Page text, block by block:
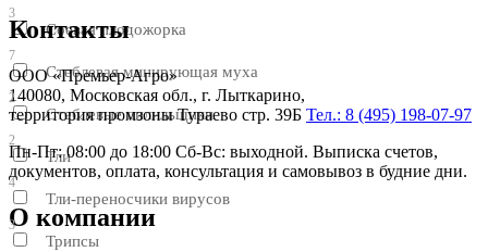
3
Соевая плодожорка
7
Стеблевая минирующая муха
2
Стеблевые пилильщики
2
Тли
4
Тли-переносчики вирусов
3
Трипсы
Контакты
ООО «Премьер-Агро»
140080, Московская обл., г. Лыткарино,
территория промзоны Тураево стр. 39Б Тел.: 8 (495) 198-07-97
Пн-Пт: 08:00 до 18:00 Сб-Вс: выходной. Выписка счетов,
документов, оплата, консультация и самовывоз в будние дни.
О компании